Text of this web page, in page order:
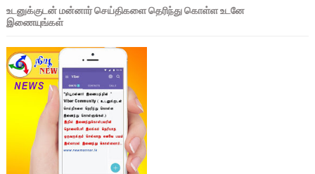
உடனுக்குடன் மன்னார் செய்திகளை தெரிந்து கொள்ள உடனே
இணையுங்கள்